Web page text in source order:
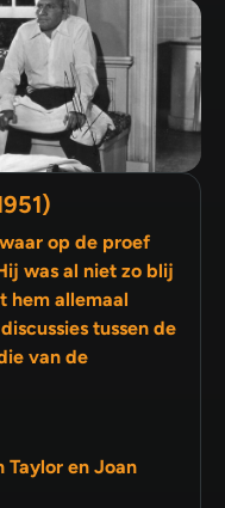
op de proef
was al niet zo blij
tussen de
Taylor en Joan